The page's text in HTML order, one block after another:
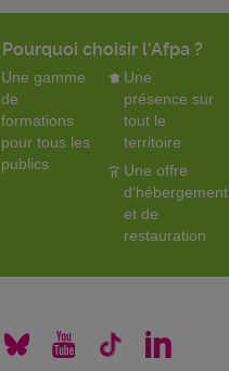
Pourquoi choisir l'Afpa ?
Une gamme
de
formations
pour tous les
publics
Une
présence sur
tout le
territoire
Une offre
d'hébergement
et de
restauration